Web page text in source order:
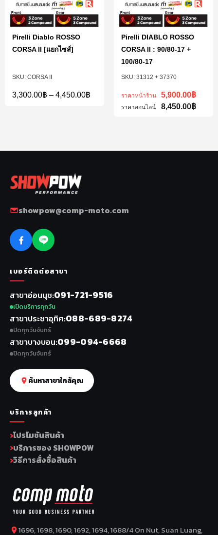
CORSA II
Pirelli Diablo ROSSO
CORSA II [แยกไซส์]
3,300.00฿ – 4,450.00฿
31312 + 37370
Pirelli DIABLO ROSSO
CORSA II : 90/80-17 +
100/80-17
ราคาหน้าร้าน 5,900.00฿
ราคาออนไลน์ 8,450.00฿
showpow@comp-moto.com
เบอร์ติดต่อสาขา
สาขาอ่อนนุช 091-721-9516
เปิดบริการทุกวัน
สาขาประชาอุทิศ 088-689-8274
ปิดทุกวันจันทร์
สาขาบางบอน 099-094-6668
ปิดทุกวันจันทร์
ค้นหาสาขาใกล้คุณ
บริการลูกค้า
โปรโมชันสินค้า
บริการของ SHOWPOW
วิธีการสั่งซื้อสินค้า
1696, 1698, 1690, 1692, 1694, 1688/4 On Nut, Suan Luang,